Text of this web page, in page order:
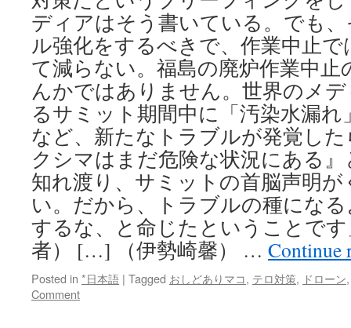
ディアはそう書いている。でも
ル強化をするべきで、作業中止
て減らない。福島の廃炉作業中
んかではありません。世界のメ
るサミット期間中に「汚染水漏
など、新たなトラブルが発覚し
クシマはまだ危険な状況にある
知れ渡り、サミットの首脳声明
い。だから、トラブルの種にな
するな、と命じたということで
者） […] （伊勢崎馨） … Continue
Posted in *日本語 | Tagged おしどありマコ, テロ対策, ドローン
Comment